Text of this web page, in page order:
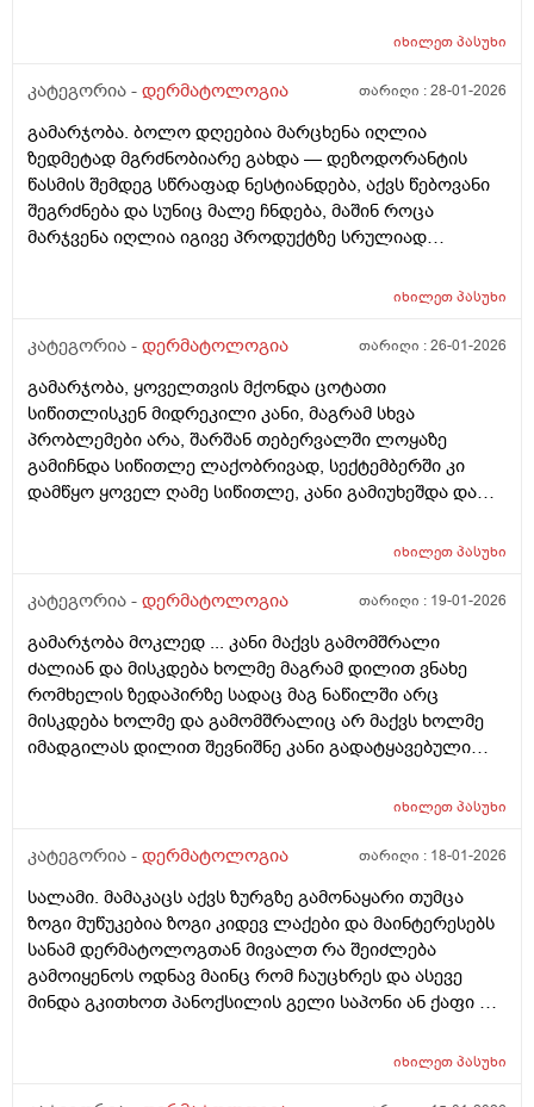
იხილეთპასუხი
კატეგორია - დერმატოლოგია თარიღი :28-01-2026
გამარჯობა. ბოლო დღეებია მარცხენა იღლია
ზედმეტად მგრძნობიარე გახდა — დეზოდორანტის
წასმის შემდეგ სწრაფად ნესტიანდება, აქვს წებოვანი
შეგრძნება და სუნიც მალე ჩნდება, მაშინ როცა
მარჯვენა იღლია იგივე პროდუქტზე სრულიად
ტკივილი არ მაქვს, მაგრამ აშკარა ასიმეტრიაა
კანის გაღიზიანება, ოფლის ჯირკვლების აქტივობის
როგორი ტიპის მოვლას მირჩევთ ვარ 17 წლის ბიჭი
ბევრი სხვადასხვა დეზოდორანტი მიხმარია და
აღმოვაჩინე რო დეზოდორანტებში არ არის საქმე
არამედ ჩემს მარცხენა იღლიაშია. მადლობა წინასწარ
პასუხისთვის
იხილეთპასუხი
კატეგორია - დერმატოლოგია თარიღი :26-01-2026
გამარჯობა, ყოველთვის მქონდა ცოტათი
სიწითლისკენ მიდრეკილი კანი, მაგრამ სხვა
პრობლემები არა, შარშან თებერვალში ლოყაზე
გამიჩნდა სიწითლე ლაქობრივად, სექტემბერში კი
დამწყო ყოველ ღამე სიწითლე, კანი გამიუხეშდა და
საწინააღმდეგო სახის დასააბნი 6 კვირის მანძილზე,
ამასთან ერთად ავენის ტოლარენს კონტროლი,
რაც დავიწყე მკურნალობა საშინლად მომემატა
ლოყებზე გამონაყარი, სხაბოლოოდ დავიწყე
დოქსიციკლინის 100 მგ დალევა უკვე 10 დღეზე მეტია
და სახე უფრო ჩაწყნარდა, რა ვქნა როდის შევწყვიტო
დალევა?
იხილეთპასუხი
კატეგორია - დერმატოლოგია თარიღი : 19-01-2026
გამარჯობა მოკლედ ... კანი მაქვს გამომშრალი
ძალიან და მისკდება ხოლმე მაგრამ დილით ვნახე
რომხელის ზედაპირზე სადაც მაგ ნაწილში არც
მისკდება ხოლმე და გამომშრალიც არ მაქვს ხოლმე
იმადგილას დილით შევნიშნე კანი გადატყავებული
გამჭროდა და რაგაცა მაგრამ ეს პატარა მერე
თხლად კანზე რა შეიძლება იყოს
იხილეთპასუხი
კატეგორია - დერმატოლოგია თარიღი : 18-01-2026
სალამი. მამაკაცს აქვს ზურგზე გამონაყარი თუმცა
ზოგი მუწუკებია ზოგი კიდევ ლაქები და მაინტერესებს
სანამ დერმატოლოგთან მივალთ რა შეიძლება
გამოიყენოს ოდნავ მაინც რომ ჩაუცხრეს და ასევე
მინდა გკითხოთ პანოქსილის გელი საპონი ან ქაფი თუ
იხილეთპასუხი